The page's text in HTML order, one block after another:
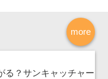
more
る？サンキャッチャー